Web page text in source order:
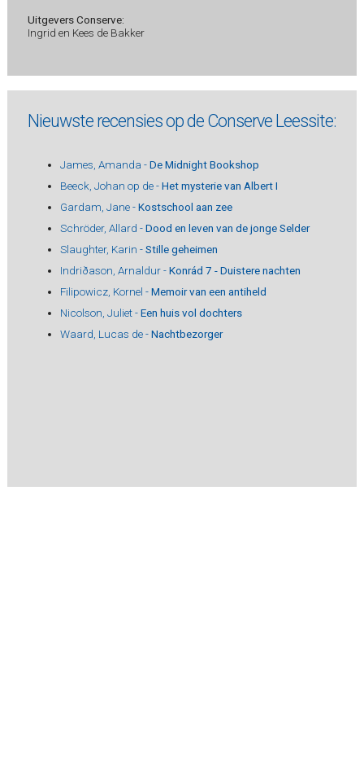
Uitgevers Conserve:
Ingrid en Kees de Bakker
Nieuwste recensies op de Conserve Leessite:
James, Amanda -De Midnight Bookshop
Beeck, Johan op de -Het mysterie van Albert I
Gardam, Jane -Kostschool aan zee
Schröder, Allard -Dood en leven van de jonge Selder
Slaughter, Karin -Stille geheimen
Indriðason, Arnaldur -Konrád 7 - Duistere nachten
Filipowicz, Kornel -Memoir van een antiheld
Nicolson, Juliet -Een huis vol dochters
Waard, Lucas de -Nachtbezorger